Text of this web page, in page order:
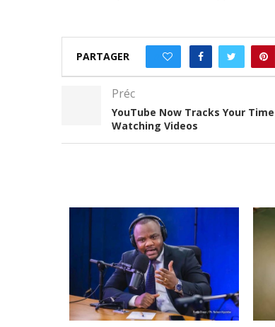
PARTAGER
Préc
YouTube Now Tracks Your
Watching Videos